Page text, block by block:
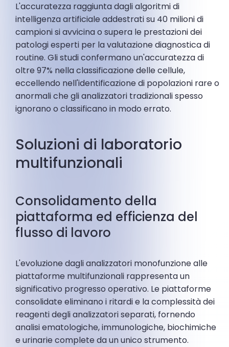
L'accuratezza raggiunta dagli algoritmi di
intelligenza artificiale addestrati su 40 milioni di
campioni si avvicina o supera le prestazioni dei
patologi esperti per la valutazione diagnostica di
routine. Gli studi confermano un'accuratezza di
oltre 97% nella classificazione delle cellule,
eccellendo nell'identificazione di popolazioni rare o
anormali che gli analizzatori tradizionali spesso
ignorano o classificano in modo errato.
Soluzioni di laboratorio
multifunzionali
Consolidamento della
piattaforma ed efficienza del
flusso di lavoro
L'evoluzione dagli analizzatori monofunzione alle
piattaforme multifunzionali rappresenta un
significativo progresso operativo. Le piattaforme
consolidate eliminano i ritardi e la complessità dei
reagenti degli analizzatori separati, fornendo
analisi ematologiche, immunologiche, biochimiche
e urinarie complete da un unico strumento.